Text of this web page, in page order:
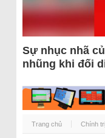
Sự nhục nhã
nhũng khi đối
Trang chủ Chính trị